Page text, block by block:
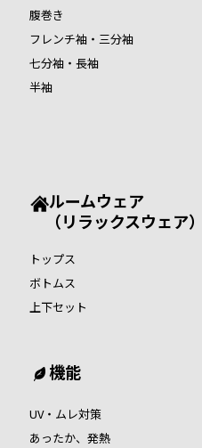
腹巻き
フレンチ袖・三分袖
七分袖・長袖
半袖
ルームウェア
（リラックスウェア）
トップス
ボトムス
上下セット
機能
UV・ムレ対策
あったか、発熱